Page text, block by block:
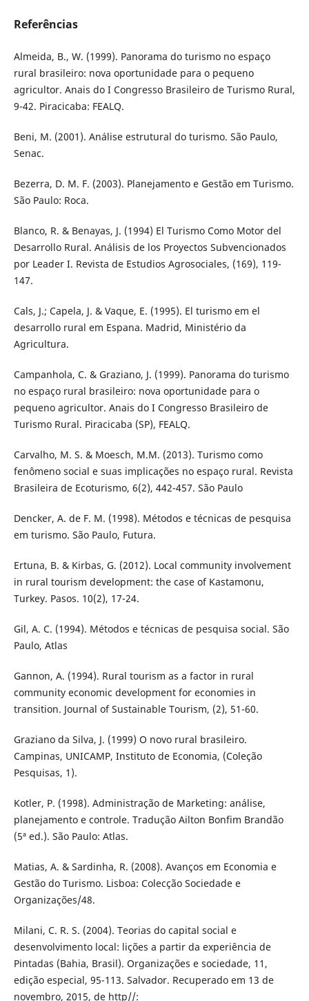
Referências
Almeida, B., W. (1999). Panorama do turismo no espaço
rural brasileiro: nova oportunidade para o pequeno
agricultor. Anais do I Congresso Brasileiro de Turismo Rural,
9-42. Piracicaba: FEALQ.
Beni, M. (2001). Análise estrutural do turismo. São Paulo,
Senac.
Bezerra, D. M. F. (2003). Planejamento e Gestão em Turismo.
São Paulo: Roca.
Blanco, R. & Benayas, J. (1994) El Turismo Como Motor del
Desarrollo Rural. Análisis de los Proyectos Subvencionados
por Leader I. Revista de Estudios Agrosociales, (169), 119-
147.
Cals, J.; Capela, J. & Vaque, E. (1995). El turismo em el
desarrollo rural em Espana. Madrid, Ministério da
Agricultura.
Campanhola, C. & Graziano, J. (1999). Panorama do turismo
no espaço rural brasileiro: nova oportunidade para o
pequeno agricultor. Anais do I Congresso Brasileiro de
Turismo Rural. Piracicaba (SP), FEALQ.
Carvalho, M. S. & Moesch, M.M. (2013). Turismo como
fenômeno social e suas implicações no espaço rural. Revista
Brasileira de Ecoturismo, 6(2), 442-457. São Paulo
Dencker, A. de F. M. (1998). Métodos e técnicas de pesquisa
em turismo. São Paulo, Futura.
Ertuna, B. & Kirbas, G. (2012). Local community involvement
in rural tourism development: the case of Kastamonu,
Turkey. Pasos. 10(2), 17-24.
Gil, A. C. (1994). Métodos e técnicas de pesquisa social. São
Paulo, Atlas
Gannon, A. (1994). Rural tourism as a factor in rural
community economic development for economies in
transition. Journal of Sustainable Tourism, (2), 51-60.
Graziano da Silva, J. (1999) O novo rural brasileiro.
Campinas, UNICAMP, Instituto de Economia, (Coleção
Pesquisas, 1).
Kotler, P. (1998). Administração de Marketing: análise,
planejamento e controle. Tradução Ailton Bonfim Brandão
(5ª ed.). São Paulo: Atlas.
Matias, A. & Sardinha, R. (2008). Avanços em Economia e
Gestão do Turismo. Lisboa: Colecção Sociedade e
Organizações/48.
Milani, C. R. S. (2004). Teorias do capital social e
desenvolvimento local: lições a partir da experiência de
Pintadas (Bahia, Brasil). Organizações e sociedade, 11,
edição especial, 95-113. Salvador. Recuperado em 13 de
novembro, 2015, de http//: